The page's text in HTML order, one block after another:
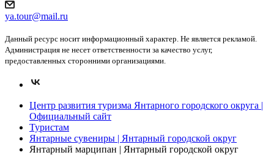
ya.tour@mail.ru
Данный ресурс носит информационный характер. Не является рекламой.
Администрация не несет ответственности за качество услуг,
предоставленных сторонними организациями.
Центр развития туризма Янтарного городского округа |
Официальный сайт
Туристам
Янтарные сувениры | Янтарный городской округ
Янтарный марципан | Янтарный городской округ